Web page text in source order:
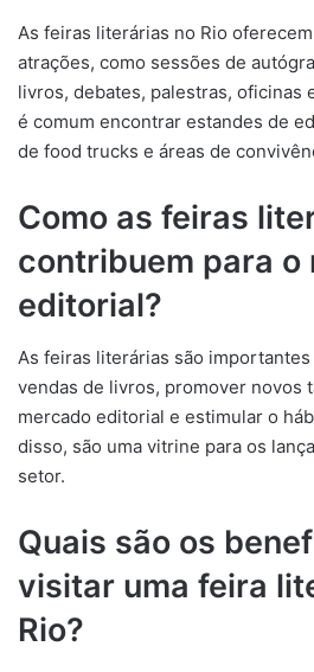
As feiras literárias no Rio
atrações, como sessões de
livros, debates, palestras, oficinas
é comum encontrar estandes de
de food trucks e áreas de
Como as feiras
contribuem para o
editorial?
As feiras literárias são
vendas de livros, promover novos
mercado editorial e estimular o
disso, são uma vitrine para os
setor.
Quais são os
visitar uma feira
Rio?